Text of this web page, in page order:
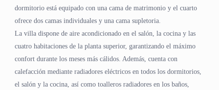
dormitorio está equipado con una cama de matrimonio y el cuarto
ofrece dos camas individuales y una cama supletoria.
La villa dispone de aire acondicionado en el salón, la cocina y las
cuatro habitaciones de la planta superior, garantizando el máximo
confort durante los meses más cálidos. Además, cuenta con
calefacción mediante radiadores eléctricos en todos los dormitorios,
el salón y la cocina, así como toalleros radiadores en los baños,